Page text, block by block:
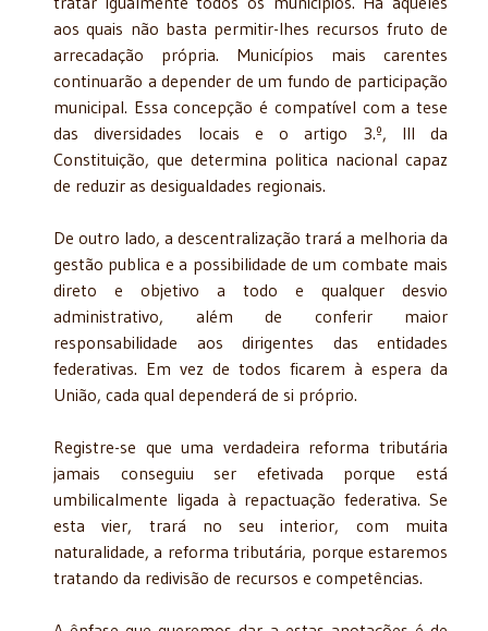
aos quais não basta permitir-lhes recursos fruto de
arrecadação própria. Municípios mais carentes
continuarão a depender de um fundo de participação
municipal. Essa concepção é compatível com a tese
das diversidades locais e o artigo 3.º, III da
Constituição, que determina politica nacional capaz
de reduzir as desigualdades regionais.
De outro lado, a descentralização trará a melhoria da
gestão publica e a possibilidade de um combate mais
direto e objetivo a todo e qualquer desvio
administrativo, além de conferir maior
responsabilidade aos dirigentes das entidades
federativas. Em vez de todos ficarem à espera da
União, cada qual dependerá de si próprio.
Registre-se que uma verdadeira reforma tributária
jamais conseguiu ser efetivada porque está
umbilicalmente ligada à repactuação federativa. Se
esta vier, trará no seu interior, com muita
naturalidade, a reforma tributária, porque estaremos
tratando da redivisão de recursos e competências.